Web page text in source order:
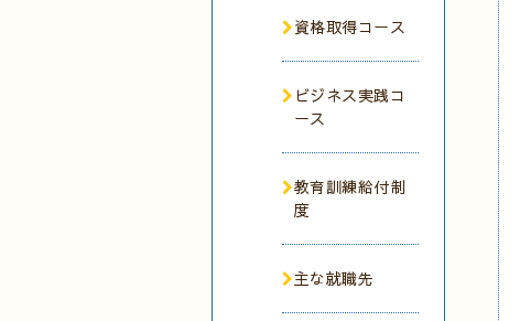
資格取得コース
ビジネス実践コ
ース
教育訓練給付制
度
主な就職先